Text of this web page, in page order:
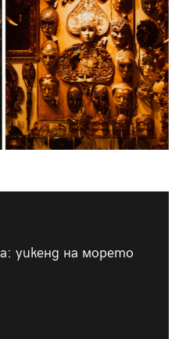
уикенд на морето